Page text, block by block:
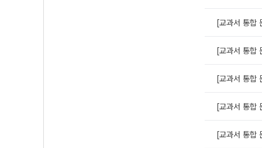
[교과서 통합
[교과서 통
[교과서 통
[교과서 통합
[교과서 통합